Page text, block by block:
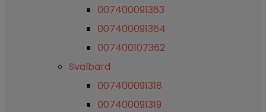
007400091363
007400091364
007400107362
Svalbard
007400091318
007400091319